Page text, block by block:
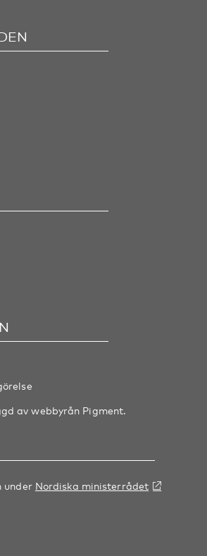
av webbyrån Pigment.
under Nordiska ministerrådet